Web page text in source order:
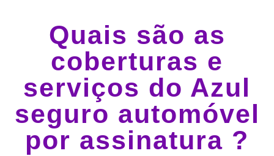
Quais são as
coberturas e
serviços do Azul
seguro automóvel
por assinatura ?